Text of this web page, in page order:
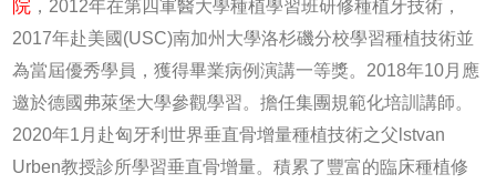
院 ，2012年在第四軍醫大學種植學習班研修種植牙技術，
2017年赴美國(USC)南加州大學洛杉磯分校學習種植技術並
為當屆優秀學員，獲得畢業病例演講一等獎。2018年10月應
邀於德國弗萊堡大學參觀學習。擔任集團規範化培訓講師。
2020年1月赴匈牙利世界垂直骨增量種植技術之父lstvan
Urben教授診所學習垂直骨增量。積累了豐富的臨床種植修